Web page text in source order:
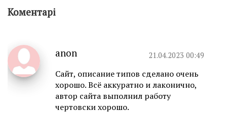
Коментарі
anon 21.04.2023 00:49
Сайт, описание типов сделано очень
хорошо. Всё аккуратно и лаконично,
автор сайта выполнил работу
чертовски хорошо.